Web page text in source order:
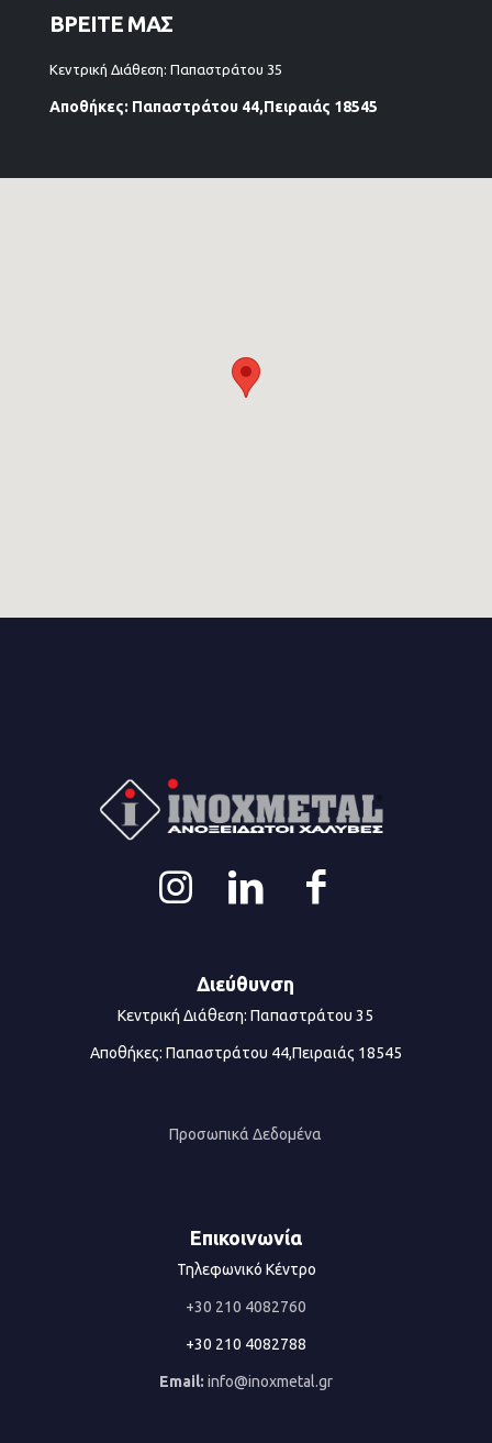
ΒΡΕΙΤΕ ΜΑΣ
Κεντρική Διάθεση: Παπαστράτου 35
Αποθήκες: Παπαστράτου 44,Πειραιάς 18545
Διεύθυνση
Κεντρική Διάθεση: Παπαστράτου 35
Αποθήκες: Παπαστράτου 44,Πειραιάς 18545
Προσωπικά Δεδομένα
Επικοινωνία
Τηλεφωνικό Κέντρο
+30 210 4082760
+30 210 4082788
Email: info@inoxmetal.gr